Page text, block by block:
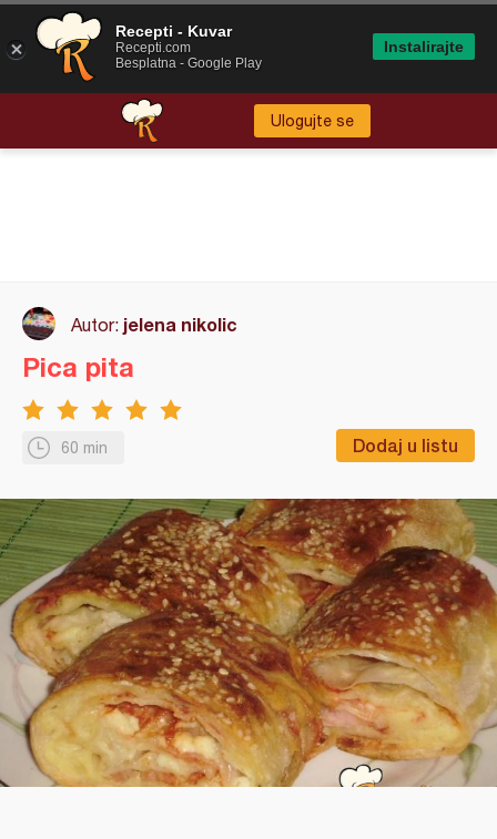
Ulogujte se
Autor: jelena nikolic
60 min Dodaj u listu
Pica pita
Recepti - Kuvar
Recepti.com
Besplatna - Google Play
Instalirajte